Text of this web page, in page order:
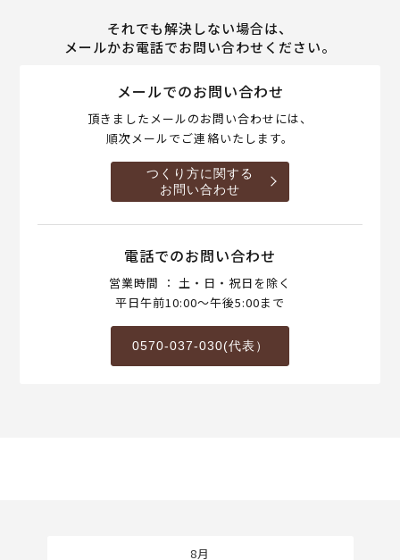
それでも解決しない場合は、
メールかお電話でお問い合わせください。
メールでのお問い合わせ
頂きましたメールのお問い合わせには、
順次メールでご連絡いたします。
つくり方に関する
お問い合わせ
電話でのお問い合わせ
営業時間 ： 土・日・祝日を除く
平日午前10:00～午後5:00まで
0570-037-030(代表）
8月